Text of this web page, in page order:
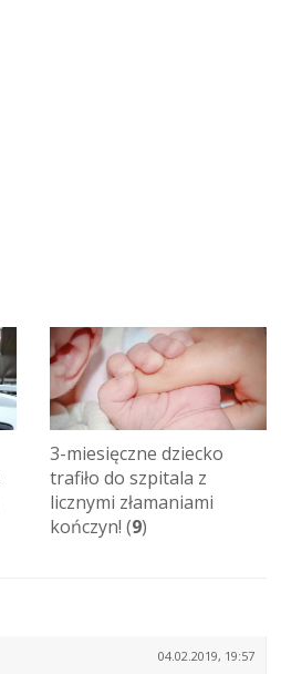
3-miesięczne dziecko
trafiło do szpitala z
licznymi złamaniami
kończyn! (9)
04.02.2019, 19:57